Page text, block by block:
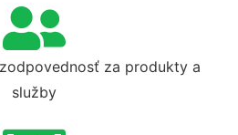
za produkty a
služby